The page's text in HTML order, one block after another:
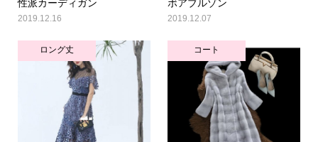
2019.12.16 2019.12.07
ロング丈 コート